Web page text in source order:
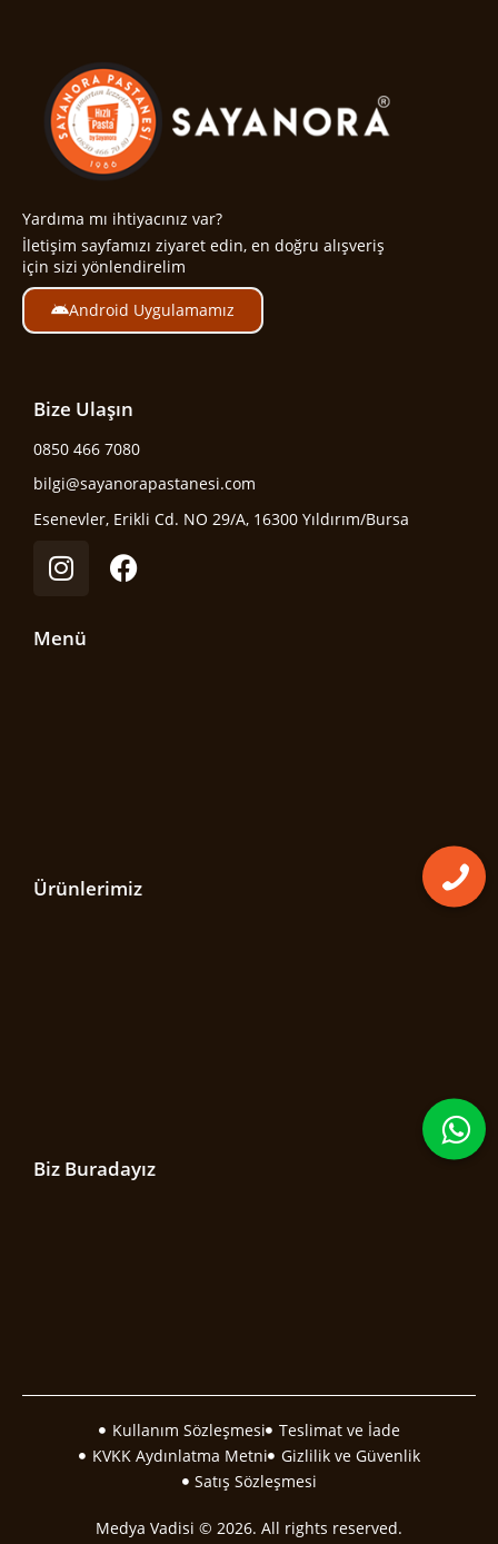
Yardıma mı ihtiyacınız var?
İletişim sayfamızı ziyaret edin, en doğru alışveriş
için sizi yönlendirelim
Android Uygulamamız
Bize Ulaşın
0850 466 7080
bilgi@sayanorapastanesi.com
Esenevler, Erikli Cd. NO 29/A, 16300 Yıldırım/Bursa
Menü
Ürünlerimiz
Biz Buradayız
Kullanım Sözleşmesi
Teslimat ve İade
KVKK Aydınlatma Metni
Gizlilik ve Güvenlik
Satış Sözleşmesi
Medya Vadisi © 2026. All rights reserved.